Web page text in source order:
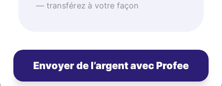
— transférez à votre façon
Envoyer de l’argent avec Profee